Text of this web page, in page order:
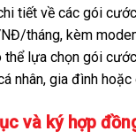
tiết về các gói
tháng, kèm
thể lựa chọn gói
nhân, gia đình hoặc
và ký hợp